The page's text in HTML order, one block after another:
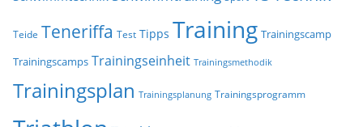
Teide Teneriffa Test Tipps Training Trainingscamp
Trainingscamps Trainingseinheit Trainingsmethodik
Trainingsplan Trainingsplanung Trainingsprogramm